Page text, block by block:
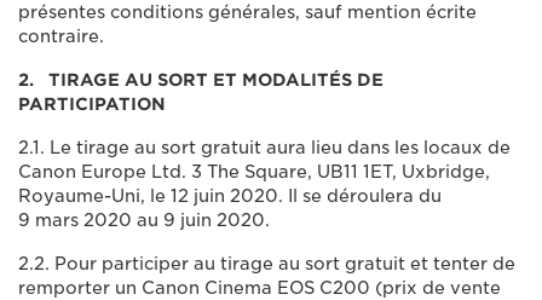
présentes conditions générales, sauf mention écrite
contraire.
2. TIRAGE AU SORT ET MODALITÉS DE
PARTICIPATION
2.1. Le tirage au sort gratuit aura lieu dans les locaux de
Canon Europe Ltd. 3 The Square, UB11 1ET, Uxbridge,
Royaume-Uni, le 12 juin 2020. Il se déroulera du
9 mars 2020 au 9 juin 2020.
2.2. Pour participer au tirage au sort gratuit et tenter de
remporter un Canon Cinema EOS C200 (prix de vente